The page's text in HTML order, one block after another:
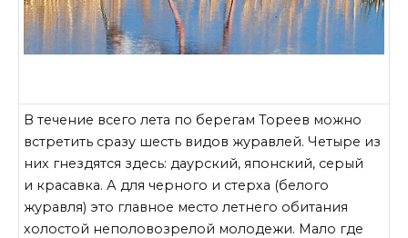
В течение всего лета по берегам Тореев можно
встретить сразу шесть видов журавлей. Четыре из
них гнездятся здесь: даурский, японский, серый
и красавка. А для черного и стерха (белого
журавля) это главное место летнего обитания
холостой неполовозрелой молодежи. Мало где